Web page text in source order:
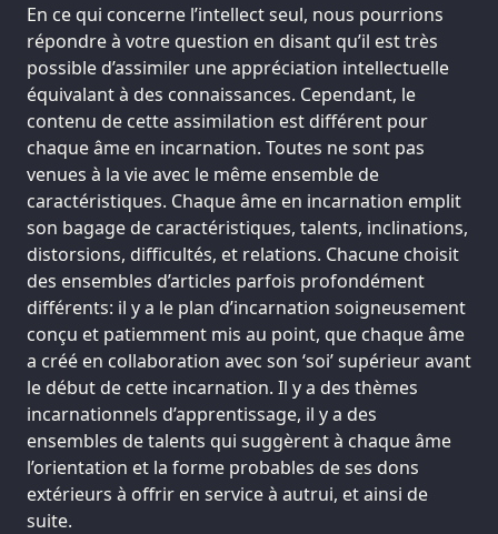
En ce qui concerne l’intellect seul, nous pourrions
répondre à votre question en disant qu’il est très
possible d’assimiler une appréciation intellectuelle
équivalant à des connaissances. Cependant, le
contenu de cette assimilation est différent pour
chaque âme en incarnation. Toutes ne sont pas
venues à la vie avec le même ensemble de
caractéristiques. Chaque âme en incarnation emplit
son bagage de caractéristiques, talents, inclinations,
distorsions, difficultés, et relations. Chacune choisit
des ensembles d’articles parfois profondément
différents: il y a le plan d’incarnation soigneusement
conçu et patiemment mis au point, que chaque âme
a créé en collaboration avec son ‘soi’ supérieur avant
le début de cette incarnation. Il y a des thèmes
incarnationnels d’apprentissage, il y a des
ensembles de talents qui suggèrent à chaque âme
l’orientation et la forme probables de ses dons
extérieurs à offrir en service à autrui, et ainsi de
suite.